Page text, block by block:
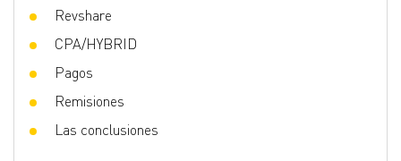
Revshare
CPA/HYBRID
Pagos
Remisiones
Las conclusiones
Correo de soporte